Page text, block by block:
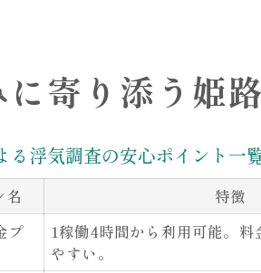
に寄り添う姫
る浮気調査の安心ポイント一
名 特徴
プ
1稼働4時間から利用可能。
やすい。